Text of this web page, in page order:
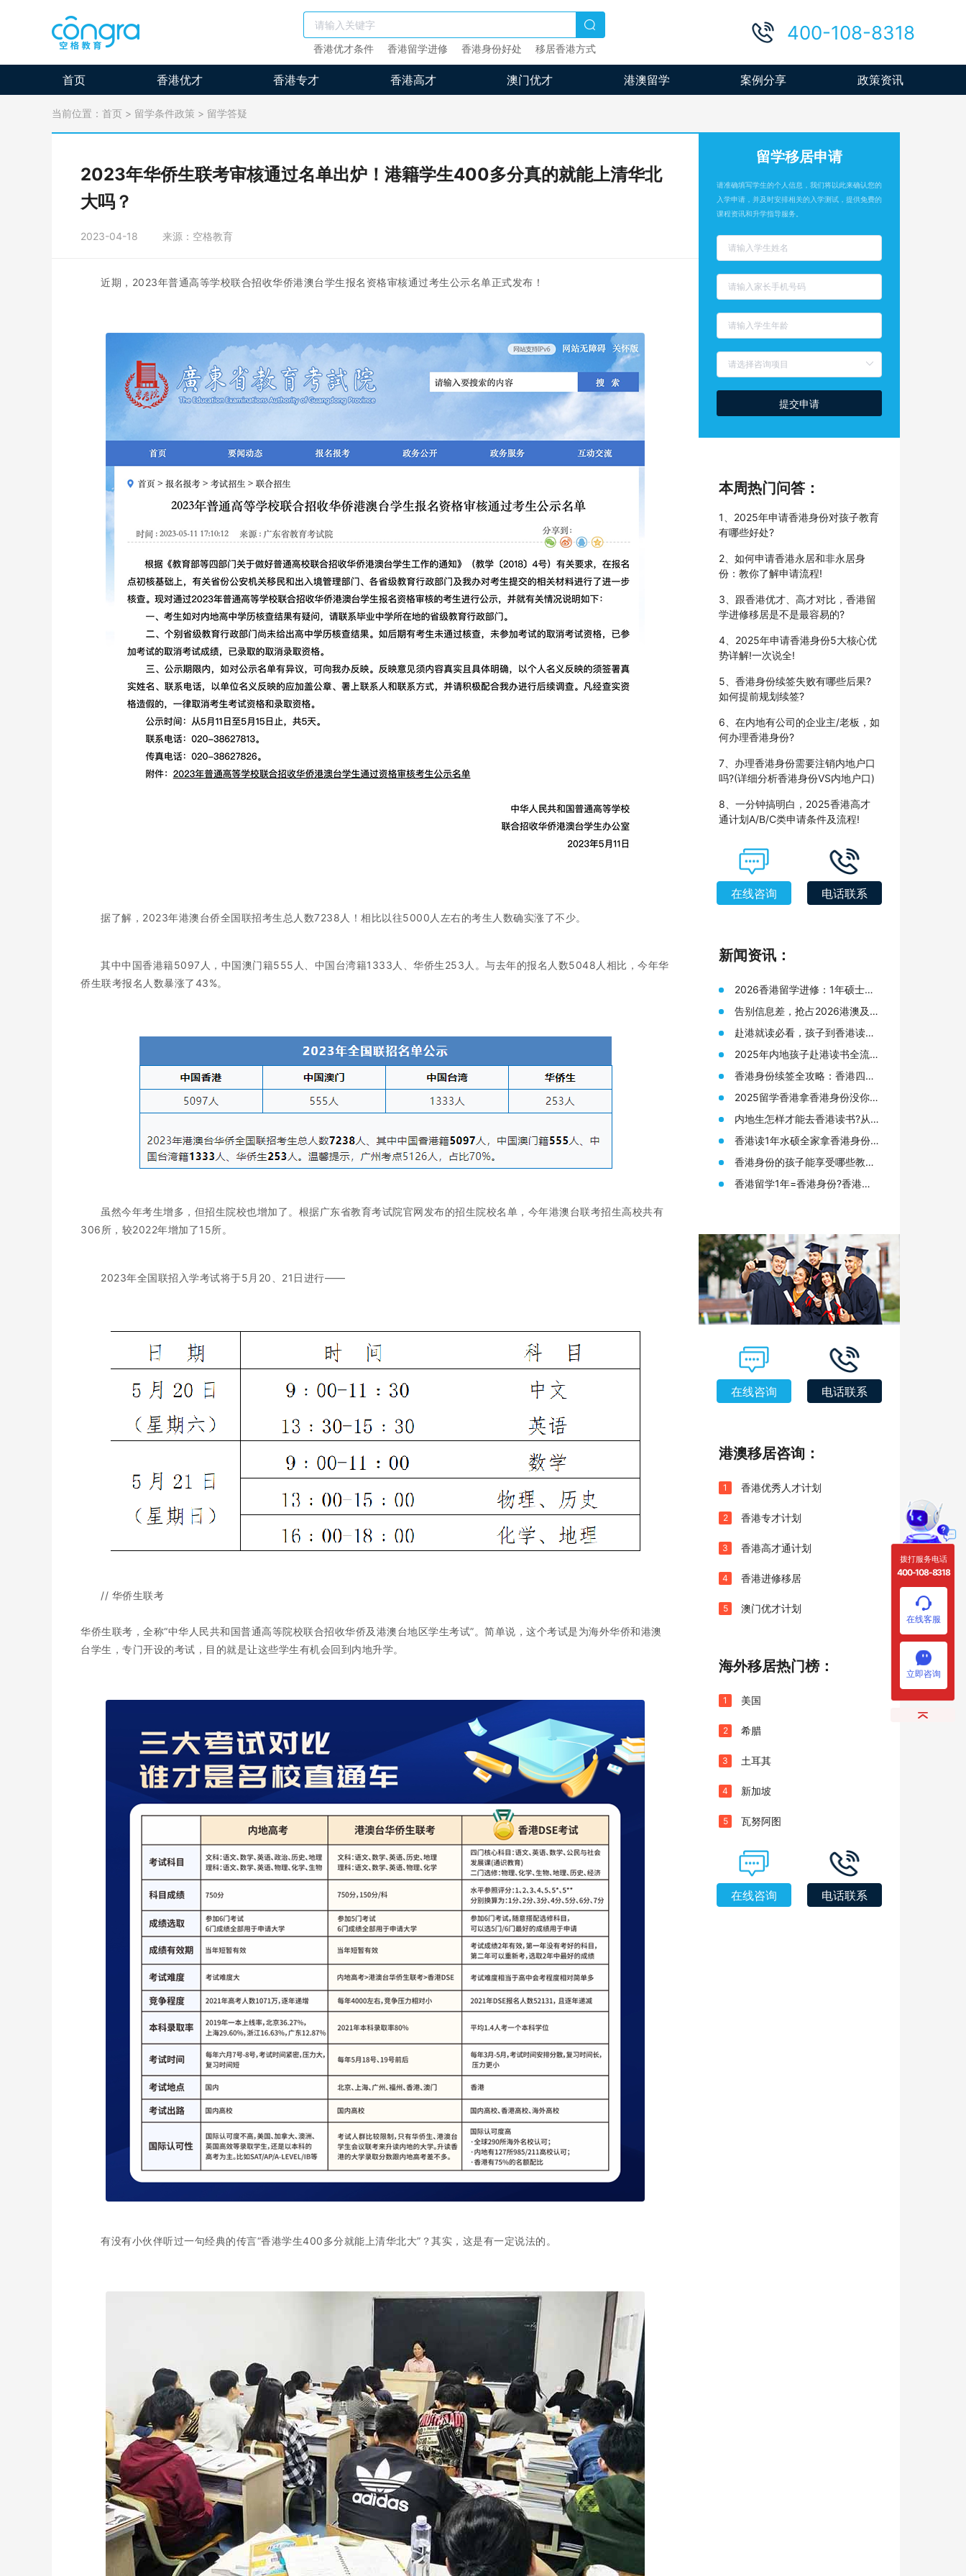
香港优才条件 香港留学进修 香港身份好处 移居香港方式
400-108-8318
首页 香港优才 香港专才 香港高才 澳门优才 港澳留学 案例分享 政策资讯
当前位置： 首页 > 留学条件政策 > 留学答疑
2023年华侨生联考审核通过名单出炉！港籍学生400多分真的就能上清华北
大吗？
2023-04-18 来源：空格教育
近期，2023年普通高等学校联合招收华侨港澳台学生报名资格审核通过考生公示名单正式发布！
据了解，2023年港澳台侨全国联招考生总人数7238人！相比以往5000人左右的考生人数确实涨了不少。
其中中国香港籍5097人，中国澳门籍555人、中国台湾籍1333人、华侨生253人。与去年的报名人数5048人相比，今年华
侨生联考报名人数暴涨了43%。
虽然今年考生增多，但招生院校也增加了。根据广东省教育考试院官网发布的招生院校名单，今年港澳台联考招生高校共有
306所，较2022年增加了15所。
2023年全国联招入学考试将于5月20、21日进行——
// 华侨生联考
华侨生联考，全称“中华人民共和国普通高等院校联合招收华侨及港澳台地区学生考试”。简单说，这个考试是为海外华侨和港澳
台学生，专门开设的考试，目的就是让这些学生有机会回到内地升学。
有没有小伙伴听过一句经典的传言“香港学生400多分就能上清华北大”？其实，这是有一定说法的。
留学移居申请
请准确填写学生的个人信息，我们将以此来确认您的
入学申请，并及时安排相关的入学测试，提供免费的
课程资讯和升学指导服务。
提交申请
本周热门问答：
1、2025年申请香港身份对孩子教育
有哪些好处?
2、如何申请香港永居和非永居身
份：教你了解申请流程!
3、跟香港优才、高才对比，香港留
学进修移居是不是最容易的?
4、2025年申请香港身份5大核心优
势详解!一次说全!
5、香港身份续签失败有哪些后果?
如何提前规划续签?
6、在内地有公司的企业主/老板，如
何办理香港身份?
7、办理香港身份需要注销内地户口
吗?(详细分析香港身份VS内地户口)
8、一分钟搞明白，2025香港高才
通计划A/B/C类申请条件及流程!
在线咨询 电话联系
新闻资讯：
2026香港留学进修：1年硕士拿
身份，普通人的“黄金窗口期”还
剩多久？
告别信息差，抢占2026港澳及海
外名校申请先机
赴港就读必看，孩子到香港读书
需要准备哪些材料?
2025年内地孩子赴港读书全流
程，从身份规划到升学路径!
香港身份续签全攻略：香港四大
人才签证续签条件终于有人说透
了
2025留学香港拿香港身份没你想
的那么难!附香港12所大学研究生
申请要求
内地生怎样才能去香港读书?从
申请香港身份到赴港读书7步指
南!
香港读1年水硕全家拿香港身份?
来看看港硕申请条件和优势!
香港身份的孩子能享受哪些教育
资源?在高考升学方面又有何优
势?
香港留学1年=香港身份?香港留
在线咨询 电话联系
港澳移居咨询：
1 香港优秀人才计划
2 香港专才计划
3 香港高才通计划
4 香港进修移居
5 澳门优才计划
海外移居热门榜：
1 美国
2 希腊
3 土耳其
4 新加坡
5 瓦努阿图
在线咨询 电话联系
拨打服务电话
400-108-8318
在线客服
立即咨询